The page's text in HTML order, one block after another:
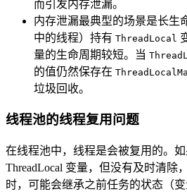
而引发内存泄漏。
内存泄漏最典型的场景是长生
中的线程）持有 ThreadLocal
量的生命周期较短。当
的值仍然保存在
垃圾回收。
线程池的线程复用问题
在线程池中，线程是会被复用的。
ThreadLocal 变量，但没有及时清除
时，可能会继承之前任务的状态（